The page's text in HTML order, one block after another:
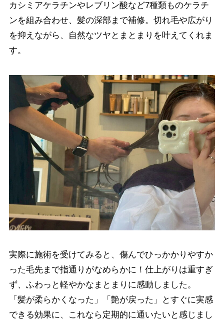
カシミアケラチンやレブリン酸など7種類ものケラチ
ンを組み合わせ、髪の深部まで補修。切れ毛や広がり
を抑えながら、自然なツヤとまとまりを叶えてくれま
す。
実際に施術を受けてみると、傷んでひっかかりやすか
った毛先まで指通りがなめらかに！仕上がりは重すぎ
ず、ふわっと軽やかなまとまりに感動しました。
「髪が柔らかくなった」「艶が戻った」とすぐに実感
できる効果に、これなら定期的に通いたいと感じまし